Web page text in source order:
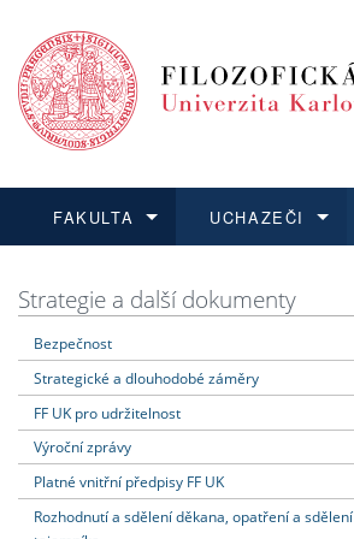
FAKULTA
Dozvědět se více
UCHAZEČI
Podat přihlášku
Dozvědět se více
Dozvědět se více
Dozvědět se více
Strategie a další dokumenty
Bezpečnost
Strategické a dlouhodobé záměry
FF UK pro udržitelnost
Výroční zprávy
Platné vnitřní předpisy FF UK
Rozhodnutí a sdělení děkana, opatření a sdělení